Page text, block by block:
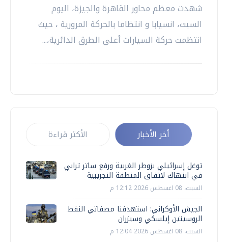
شهدت معظم محاور القاهرة والجيزة، اليوم
السبت، انسيابا و انتظاما بالحركة المرورية ، حيث
انتظمت حركة السيارات أعلى الطرق الدائرية،...
أخر الأخبار الأكثر قراءة
توغل إسرائيلي بزوطر الغربية ورفع ساتر ترابي
في انتهاك لاتفاق المنطقة التجريبية
السبت، 08 اغسطس 2026 12:12 م
الجيش الأوكراني: استهدفنا مصفاتي النفط
الروسيتين إيلسكي وسيزران
السبت، 08 اغسطس 2026 12:04 م